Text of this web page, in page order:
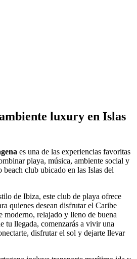
luxury en Islas
es una de las experiencias favoritas
playa, música, ambiente social y
club ubicado en las Islas del
de Ibiza, este club de playa ofrece
quienes desean disfrutar el Caribe
moderno, relajado y lleno de buena
tu llegada, comenzarás a vivir una
disfrutar el sol y dejarte llevar